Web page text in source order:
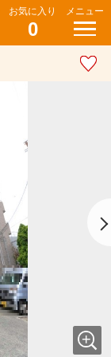
お気に入り
0
メニュー